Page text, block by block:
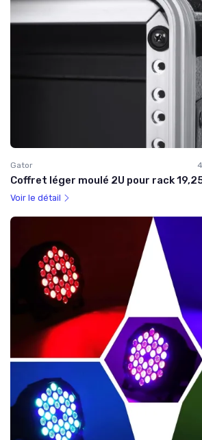
Gator
Coffret léger moulé 2U pour rack
Voir le détail